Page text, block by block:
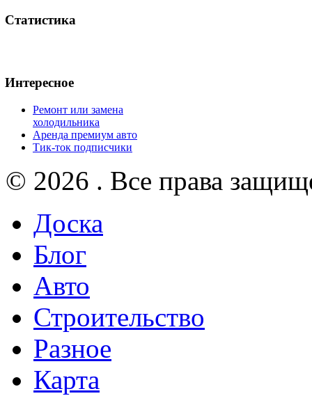
Статистика
Интересное
Ремонт или замена
холодильника
Аренда премиум авто
Тик-ток подписчики
© 2026 . Все права
Доска
Блог
Авто
Строительство
Разное
Карта